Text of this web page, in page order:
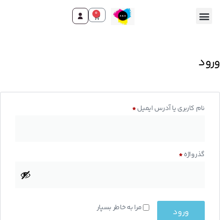
0
ورود
نام کاربری یا آدرس ایمیل*
گذرواژه*
مرا به خاطر بسپار ورود